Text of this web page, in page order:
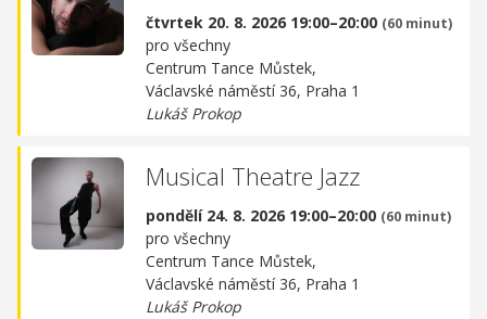
čtvrtek 20. 8. 2026 19:00–20:00 (60 minut)
pro všechny
Centrum Tance Můstek,
Václavské náměstí 36, Praha 1
Lukáš Prokop
Musical Theatre Jazz
pondělí 24. 8. 2026 19:00–20:00 (60 minut)
pro všechny
Centrum Tance Můstek,
Václavské náměstí 36, Praha 1
Lukáš Prokop